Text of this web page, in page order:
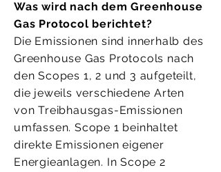
Was wird nach dem Greenhouse
Gas Protocol berichtet?
Die Emissionen sind innerhalb des
Greenhouse Gas Protocols nach
den Scopes 1, 2 und 3 aufgeteilt,
die jeweils verschiedene Arten
von Treibhausgas-Emissionen
umfassen. Scope 1 beinhaltet
direkte Emissionen eigener
Energieanlagen. In Scope 2